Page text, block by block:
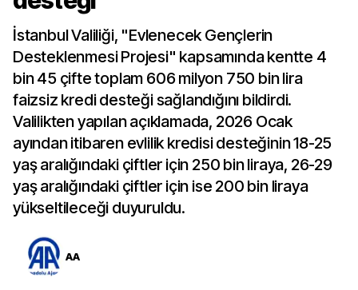
İstanbul Valiliği, "Evlenecek Gençlerin
Desteklenmesi Projesi" kapsamında kentte 4
bin 45 çifte toplam 606 milyon 750 bin lira
faizsiz kredi desteği sağlandığını bildirdi.
Valilikten yapılan açıklamada, 2026 Ocak
ayından itibaren evlilik kredisi desteğinin 18-25
yaş aralığındaki çiftler için 250 bin liraya, 26-29
yaş aralığındaki çiftler için ise 200 bin liraya
yükseltileceği duyuruldu.
AA